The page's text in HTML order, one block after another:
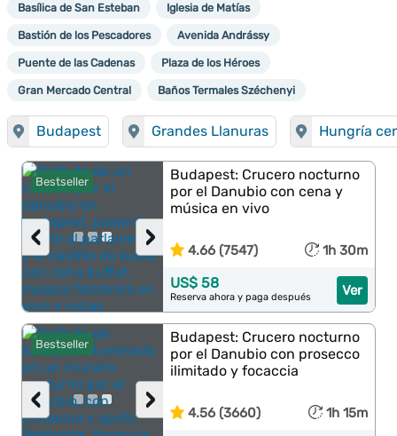
Basílica de San Esteban Iglesia de Matías
Bastión de los Pescadores Avenida Andrássy
Puente de las Cadenas Plaza de los Héroes
Gran Mercado Central Baños Termales Széchenyi
Budapest Grandes Llanuras Hungría
Bestseller
›
‹
Budapest: Crucero nocturno
por el Danubio con cena y
música en vivo
4.66 (7547) 1h 30m
Ver
US$ 58
Reserva ahora y paga después
Bestseller
›
‹
Budapest: Crucero nocturno
por el Danubio con prosecco
ilimitado y focaccia
4.56 (3660) 1h 15m